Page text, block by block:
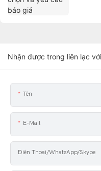
Nhận được trong liên lạc
Tên
E-Mail
Điện Thoại/WhatsApp/Skype